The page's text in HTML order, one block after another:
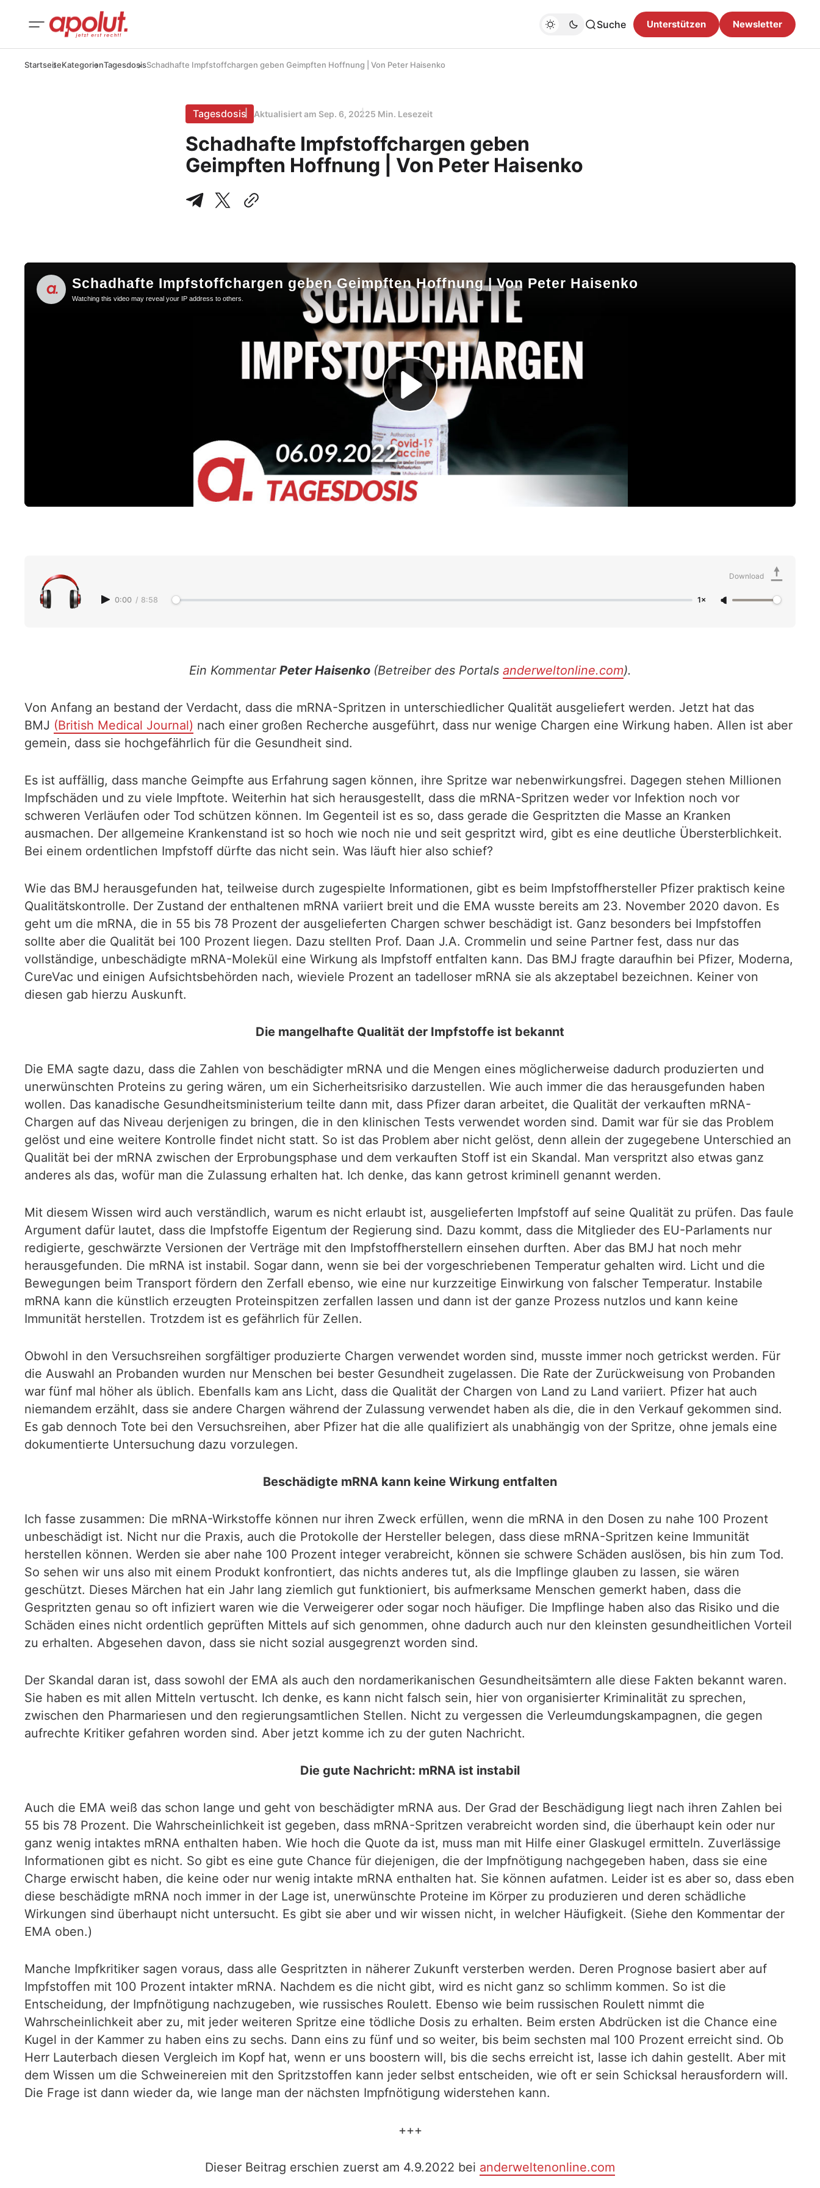
Suche Unterstützen Newsletter
StartseiteKategorienTagesdosisSchadhafte Impfstoffchargen geben Geimpften Hoffnung | Von Peter Haisenko
Tagesdosis Aktualisiert am Sep. 6, 20225 Min. Lesezeit
Schadhafte Impfstoffchargen geben
Geimpften Hoffnung | Von Peter Haisenko
0:00 / 8:58 1×
Download
Ein Kommentar Peter Haisenko (Betreiber des Portals anderweltonline.com).
Von Anfang an bestand der Verdacht, dass die mRNA-Spritzen in unterschiedlicher Qualität ausgeliefert werden. Jetzt hat das
BMJ (British Medical Journal) nach einer großen Recherche ausgeführt, dass nur wenige Chargen eine Wirkung haben. Allen ist aber
gemein, dass sie hochgefährlich für die Gesundheit sind.
Es ist auffällig, dass manche Geimpfte aus Erfahrung sagen können, ihre Spritze war nebenwirkungsfrei. Dagegen stehen Millionen
Impfschäden und zu viele Impftote. Weiterhin hat sich herausgestellt, dass die mRNA-Spritzen weder vor Infektion noch vor
schweren Verläufen oder Tod schützen können. Im Gegenteil ist es so, dass gerade die Gespritzten die Masse an Kranken
ausmachen. Der allgemeine Krankenstand ist so hoch wie noch nie und seit gespritzt wird, gibt es eine deutliche Übersterblichkeit.
Bei einem ordentlichen Impfstoff dürfte das nicht sein. Was läuft hier also schief?
Wie das BMJ herausgefunden hat, teilweise durch zugespielte Informationen, gibt es beim Impfstoffhersteller Pfizer praktisch keine
Qualitätskontrolle. Der Zustand der enthaltenen mRNA variiert breit und die EMA wusste bereits am 23. November 2020 davon. Es
geht um die mRNA, die in 55 bis 78 Prozent der ausgelieferten Chargen schwer beschädigt ist. Ganz besonders bei Impfstoffen
sollte aber die Qualität bei 100 Prozent liegen. Dazu stellten Prof. Daan J.A. Crommelin und seine Partner fest, dass nur das
vollständige, unbeschädigte mRNA-Molekül eine Wirkung als Impfstoff entfalten kann. Das BMJ fragte daraufhin bei Pfizer, Moderna,
CureVac und einigen Aufsichtsbehörden nach, wieviele Prozent an tadelloser mRNA sie als akzeptabel bezeichnen. Keiner von
diesen gab hierzu Auskunft.
Die mangelhafte Qualität der Impfstoffe ist bekannt
Die EMA sagte dazu, dass die Zahlen von beschädigter mRNA und die Mengen eines möglicherweise dadurch produzierten und
unerwünschten Proteins zu gering wären, um ein Sicherheitsrisiko darzustellen. Wie auch immer die das herausgefunden haben
wollen. Das kanadische Gesundheitsministerium teilte dann mit, dass Pfizer daran arbeitet, die Qualität der verkauften mRNA-
Chargen auf das Niveau derjenigen zu bringen, die in den klinischen Tests verwendet worden sind. Damit war für sie das Problem
gelöst und eine weitere Kontrolle findet nicht statt. So ist das Problem aber nicht gelöst, denn allein der zugegebene Unterschied an
Qualität bei der mRNA zwischen der Erprobungsphase und dem verkauften Stoff ist ein Skandal. Man verspritzt also etwas ganz
anderes als das, wofür man die Zulassung erhalten hat. Ich denke, das kann getrost kriminell genannt werden.
Mit diesem Wissen wird auch verständlich, warum es nicht erlaubt ist, ausgelieferten Impfstoff auf seine Qualität zu prüfen. Das faule
Argument dafür lautet, dass die Impfstoffe Eigentum der Regierung sind. Dazu kommt, dass die Mitglieder des EU-Parlaments nur
redigierte, geschwärzte Versionen der Verträge mit den Impfstoffherstellern einsehen durften. Aber das BMJ hat noch mehr
herausgefunden. Die mRNA ist instabil. Sogar dann, wenn sie bei der vorgeschriebenen Temperatur gehalten wird. Licht und die
Bewegungen beim Transport fördern den Zerfall ebenso, wie eine nur kurzzeitige Einwirkung von falscher Temperatur. Instabile
mRNA kann die künstlich erzeugten Proteinspitzen zerfallen lassen und dann ist der ganze Prozess nutzlos und kann keine
Immunität herstellen. Trotzdem ist es gefährlich für Zellen.
Obwohl in den Versuchsreihen sorgfältiger produzierte Chargen verwendet worden sind, musste immer noch getrickst werden. Für
die Auswahl an Probanden wurden nur Menschen bei bester Gesundheit zugelassen. Die Rate der Zurückweisung von Probanden
war fünf mal höher als üblich. Ebenfalls kam ans Licht, dass die Qualität der Chargen von Land zu Land variiert. Pfizer hat auch
niemandem erzählt, dass sie andere Chargen während der Zulassung verwendet haben als die, die in den Verkauf gekommen sind.
Es gab dennoch Tote bei den Versuchsreihen, aber Pfizer hat die alle qualifiziert als unabhängig von der Spritze, ohne jemals eine
dokumentierte Untersuchung dazu vorzulegen.
Beschädigte mRNA kann keine Wirkung entfalten
Ich fasse zusammen: Die mRNA-Wirkstoffe können nur ihren Zweck erfüllen, wenn die mRNA in den Dosen zu nahe 100 Prozent
unbeschädigt ist. Nicht nur die Praxis, auch die Protokolle der Hersteller belegen, dass diese mRNA-Spritzen keine Immunität
herstellen können. Werden sie aber nahe 100 Prozent integer verabreicht, können sie schwere Schäden auslösen, bis hin zum Tod.
So sehen wir uns also mit einem Produkt konfrontiert, das nichts anderes tut, als die Impflinge glauben zu lassen, sie wären
geschützt. Dieses Märchen hat ein Jahr lang ziemlich gut funktioniert, bis aufmerksame Menschen gemerkt haben, dass die
Gespritzten genau so oft infiziert waren wie die Verweigerer oder sogar noch häufiger. Die Impflinge haben also das Risiko und die
Schäden eines nicht ordentlich geprüften Mittels auf sich genommen, ohne dadurch auch nur den kleinsten gesundheitlichen Vorteil
zu erhalten. Abgesehen davon, dass sie nicht sozial ausgegrenzt worden sind.
Der Skandal daran ist, dass sowohl der EMA als auch den nordamerikanischen Gesundheitsämtern alle diese Fakten bekannt waren.
Sie haben es mit allen Mitteln vertuscht. Ich denke, es kann nicht falsch sein, hier von organisierter Kriminalität zu sprechen,
zwischen den Pharmariesen und den regierungsamtlichen Stellen. Nicht zu vergessen die Verleumdungskampagnen, die gegen
aufrechte Kritiker gefahren worden sind. Aber jetzt komme ich zu der guten Nachricht.
Die gute Nachricht: mRNA ist instabil
Auch die EMA weiß das schon lange und geht von beschädigter mRNA aus. Der Grad der Beschädigung liegt nach ihren Zahlen bei
55 bis 78 Prozent. Die Wahrscheinlichkeit ist gegeben, dass mRNA-Spritzen verabreicht worden sind, die überhaupt kein oder nur
ganz wenig intaktes mRNA enthalten haben. Wie hoch die Quote da ist, muss man mit Hilfe einer Glaskugel ermitteln. Zuverlässige
Informationen gibt es nicht. So gibt es eine gute Chance für diejenigen, die der Impfnötigung nachgegeben haben, dass sie eine
Charge erwischt haben, die keine oder nur wenig intakte mRNA enthalten hat. Sie können aufatmen. Leider ist es aber so, dass eben
diese beschädigte mRNA noch immer in der Lage ist, unerwünschte Proteine im Körper zu produzieren und deren schädliche
Wirkungen sind überhaupt nicht untersucht. Es gibt sie aber und wir wissen nicht, in welcher Häufigkeit. (Siehe den Kommentar der
EMA oben.)
Manche Impfkritiker sagen voraus, dass alle Gespritzten in näherer Zukunft versterben werden. Deren Prognose basiert aber auf
Impfstoffen mit 100 Prozent intakter mRNA. Nachdem es die nicht gibt, wird es nicht ganz so schlimm kommen. So ist die
Entscheidung, der Impfnötigung nachzugeben, wie russisches Roulett. Ebenso wie beim russischen Roulett nimmt die
Wahrscheinlichkeit aber zu, mit jeder weiteren Spritze eine tödliche Dosis zu erhalten. Beim ersten Abdrücken ist die Chance eine
Kugel in der Kammer zu haben eins zu sechs. Dann eins zu fünf und so weiter, bis beim sechsten mal 100 Prozent erreicht sind. Ob
Herr Lauterbach diesen Vergleich im Kopf hat, wenn er uns boostern will, bis die sechs erreicht ist, lasse ich dahin gestellt. Aber mit
dem Wissen um die Schweinereien mit den Spritzstoffen kann jeder selbst entscheiden, wie oft er sein Schicksal herausfordern will.
Die Frage ist dann wieder da, wie lange man der nächsten Impfnötigung widerstehen kann.
+++
Dieser Beitrag erschien zuerst am 4.9.2022 bei anderweltenonline.com